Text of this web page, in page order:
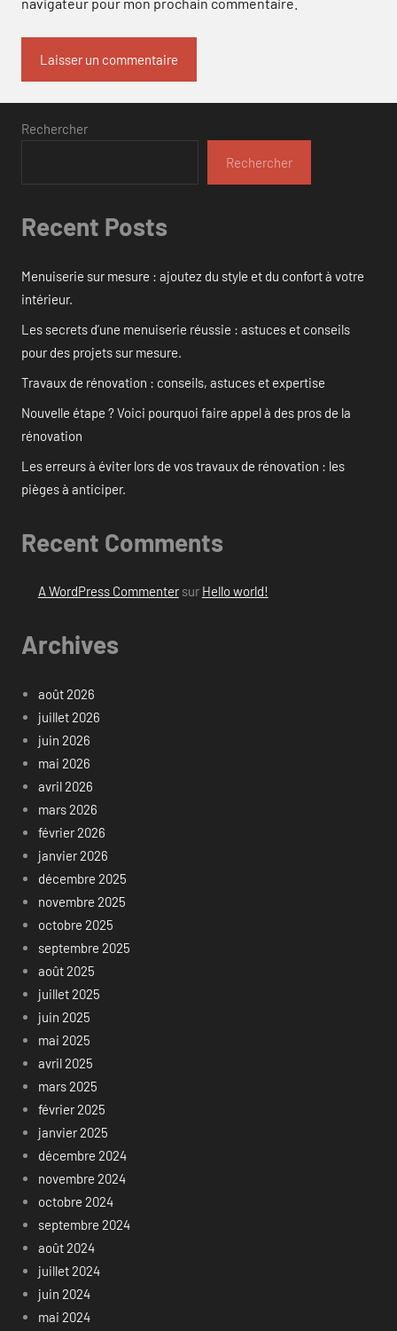
Rechercher
Rechercher
Recent Posts
Menuiserie sur mesure : ajoutez du style et du confort à votre
intérieur.
Les secrets d’une menuiserie réussie : astuces et conseils
pour des projets sur mesure.
Travaux de rénovation : conseils, astuces et expertise
Nouvelle étape ? Voici pourquoi faire appel à des pros de la
rénovation
Les erreurs à éviter lors de vos travaux de rénovation : les
pièges à anticiper.
Recent Comments
A WordPress Commentersur Hello world!
Archives
août 2026
juillet 2026
juin 2026
mai 2026
avril 2026
mars 2026
février 2026
janvier 2026
décembre 2025
novembre 2025
octobre 2025
septembre 2025
août 2025
juillet 2025
juin 2025
mai 2025
avril 2025
mars 2025
février 2025
janvier 2025
décembre 2024
novembre 2024
octobre 2024
septembre 2024
août 2024
juillet 2024
juin 2024
mai 2024